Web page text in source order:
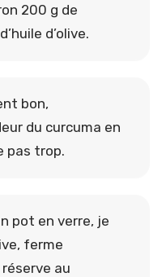
200 g de
d’olive.
bon,
du curcuma en
pas trop.
pot en verre, je
ferme
au